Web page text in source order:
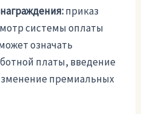
приказ
системы оплаты
означать
платы, введение
премиальных